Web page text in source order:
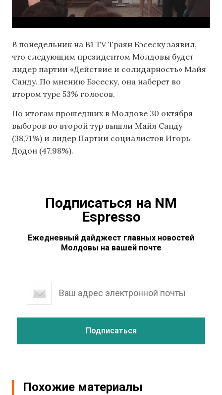
В понедельник на B1 TV Траян Бэсеску заявил,
что следующим президентом Молдовы будет
лидер партии «Действие и солидарность» Майя
Санду. По мнению Бэсеску, она наберет во
втором туре 53% голосов.
По итогам прошедших в Молдове 30 октября
выборов во второй тур вышли Майя Санду
(38,71%) и лидер Партии социалистов Игорь
Додон (47,98%).
Подписаться на NM
Espresso
Ежедневный дайджест главных новостей
Молдовы на вашей почте
Похожие материалы